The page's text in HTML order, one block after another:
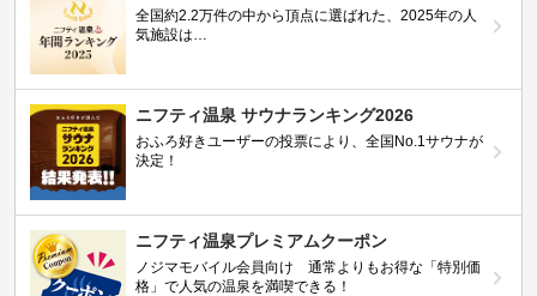
全国約2.2万件の中から頂点に選ばれた、2025年の人
気施設は…
ニフティ温泉 サウナランキング2026
おふろ好きユーザーの投票により、全国No.1サウナが
決定！
ニフティ温泉プレミアムクーポン
ノジマモバイル会員向け 通常よりもお得な「特別価
格」で人気の温泉を満喫できる！